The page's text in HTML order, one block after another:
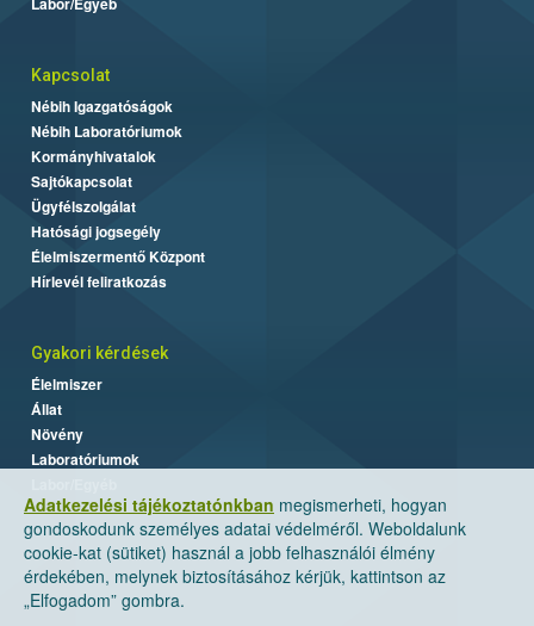
Adatkezelési tájékoztatónkban megismerheti, hogyan
gondoskodunk személyes adatai védelméről. Weboldalunk
cookie-kat (sütiket) használ a jobb felhasználói élmény
érdekében, melynek biztosításához kérjük, kattintson az
„Elfogadom” gombra.
Kapcsolat
Nébih Igazgatóságok
Nébih Laboratóriumok
Kormányhivatalok
Sajtókapcsolat
Ügyfélszolgálat
Hatósági jogsegély
Élelmiszermentő Központ
Hírlevél feliratkozás
Gyakori kérdések
Élelmiszer
Állat
Növény
Laboratóriumok